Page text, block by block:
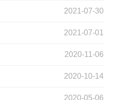
2021-07-30
2021-07-01
2020-11-06
2020-10-14
2020-05-06